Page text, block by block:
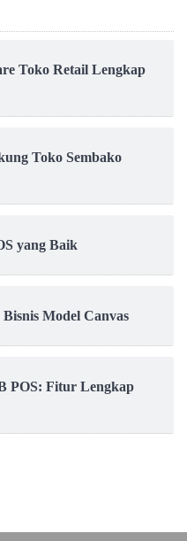
Toko Retail Lengkap
Toko Sembako
yang Baik
Model Canvas
POS: Fitur Lengkap